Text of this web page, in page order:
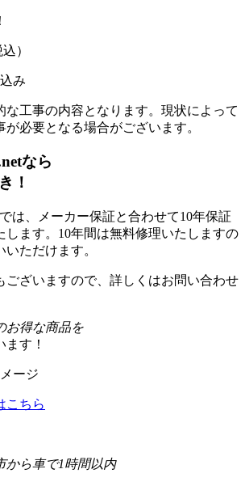
込）
み
な工事の内容となります。現状によって
必要となる場合がございます。
なら
！
は、メーカー保証と合わせて10年保証
します。10年間は無料修理いたしますの
ただけます。
ざいますので、詳しくはお問い合わせ
お得な商品を
す！
こちら
から車で1時間以内